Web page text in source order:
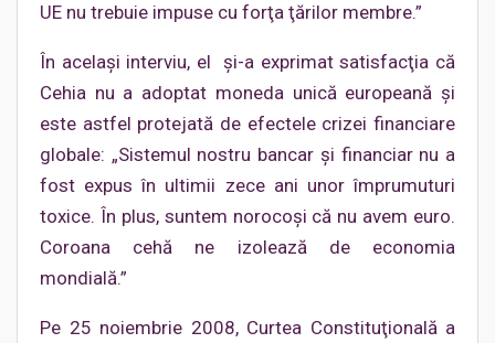
UE nu trebuie impuse cu forţa ţărilor membre.”
În acelaşi interviu, el şi-a exprimat satisfacţia că
Cehia nu a adoptat moneda unică europeană şi
este astfel protejată de efectele crizei financiare
globale: „Sistemul nostru bancar şi financiar nu a
fost expus în ultimii zece ani unor împrumuturi
toxice. În plus, suntem norocoşi că nu avem euro.
Coroana cehă ne izolează de economia
mondială.”
Pe 25 noiembrie 2008, Curtea Constituţională a